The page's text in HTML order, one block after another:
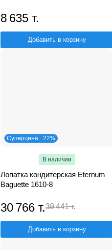
8 635 т.
Добавить в корзину
Суперцена −22%
В наличии
Лопатка кондитерская Eternum
Baguette 1610-8
30 766 т.39 441 т.
Добавить в корзину